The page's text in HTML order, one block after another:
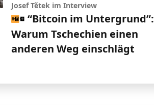
Josef Tětek im Interview
“Bitcoin im Untergrund”:
Warum Tschechien einen
anderen Weg einschlägt